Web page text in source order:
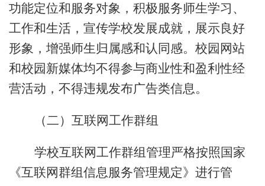
功能定位和服务对象，积极服务师生学习、
工作和生活，宣传学校发展成就，展示良好
形象，增强师生归属感和认同感。校园网站
和校园新媒体均不得参与商业性和盈利性经
营活动，不得违规发布广告类信息。
（二）互联网工作群组
学校互联网工作群组管理严格按照国家
《互联网群组信息服务管理规定》进行管